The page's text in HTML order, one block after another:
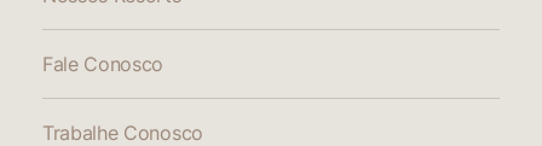
Fale Conosco
Trabalhe Conosco